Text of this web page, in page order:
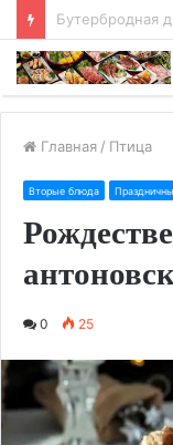
Хлебная диета
Главная / Птица
Вторые блюда
0 25